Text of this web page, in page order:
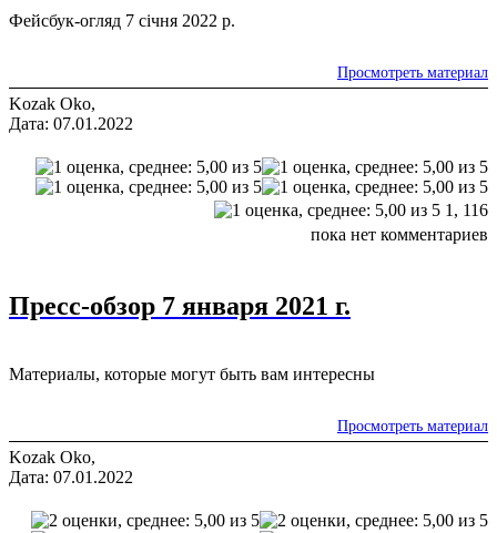
Фейсбук-огляд 7 січня 2022 р.
Просмотреть материал
Kozak Oko,
Дата: 07.01.2022
1, 116
пока нет комментариев
Пресс-обзор 7 января 2021 г.
Материалы, которые могут быть вам интересны
Просмотреть материал
Kozak Oko,
Дата: 07.01.2022